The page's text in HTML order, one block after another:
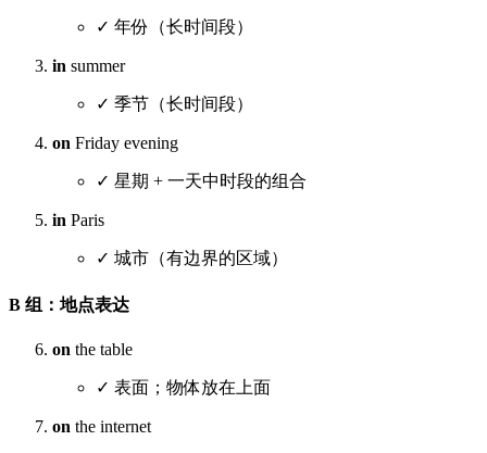
✓ 年份（长时间段）
in summer
✓ 季节（长时间段）
on Friday evening
✓ 星期 + 一天中时段的组合
in Paris
✓ 城市（有边界的区域）
B 组：地点表达
on the table
✓ 表面；物体放在上面
on the internet